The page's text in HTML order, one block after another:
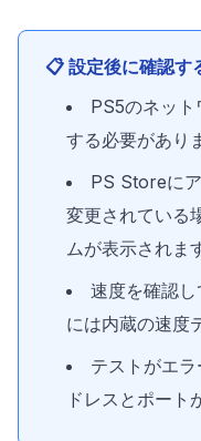
📋 設定後に確認す
PS5のネッ
する必要があり
PS Storeに
変更されている
ムが表示されま
速度を確認
には内蔵の速度
テストがエ
ドレスとポート